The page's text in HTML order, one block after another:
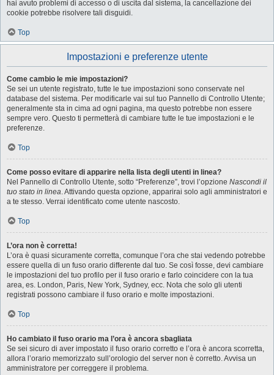
hai avuto problemi di accesso o di uscita dal sistema, la cancellazione dei
cookie potrebbe risolvere tali disguidi.
Top
Impostazioni e preferenze utente
Come cambio le mie impostazioni?
Se sei un utente registrato, tutte le tue impostazioni sono conservate nel
database del sistema. Per modificarle vai sul tuo Pannello di Controllo Utente;
generalmente sta in cima ad ogni pagina, ma questo potrebbe non essere
sempre vero. Questo ti permetterà di cambiare tutte le tue impostazioni e le
preferenze.
Top
Come posso evitare di apparire nella lista degli utenti in linea?
Nel Pannello di Controllo Utente, sotto “Preferenze”, trovi l’opzione Nascondi il
tuo stato in linea. Attivando questa opzione, apparirai solo agli amministratori e
a te stesso. Verrai identificato come utente nascosto.
Top
L’ora non è corretta!
L’ora è quasi sicuramente corretta, comunque l’ora che stai vedendo potrebbe
essere quella di un fuso orario differente dal tuo. Se così fosse, devi cambiare
le impostazioni del tuo profilo per il fuso orario e farlo coincidere con la tua
area, es. London, Paris, New York, Sydney, ecc. Nota che solo gli utenti
registrati possono cambiare il fuso orario e molte impostazioni.
Top
Ho cambiato il fuso orario ma l’ora è ancora sbagliata
Se sei sicuro di aver impostato il fuso orario corretto e l’ora è ancora scorretta,
allora l’orario memorizzato sull’orologio del server non è corretto. Avvisa un
amministratore per correggere il problema.